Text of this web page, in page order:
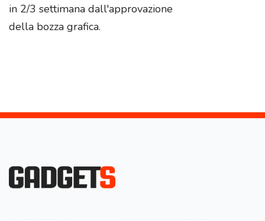
in 2/3 settimana dall'approvazione
della bozza grafica.